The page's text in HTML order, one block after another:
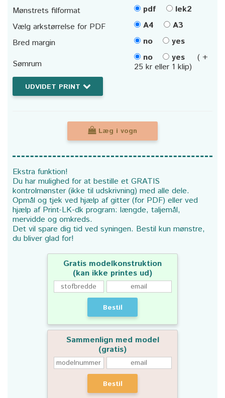
Mønstrets filformat pdf
lek2
Vælg arkstørrelse for PDF
A4
A3
Bred margin
no
yes
Sømrum
no yes
( +
25 kr eller 1 klip)
UDVIDET PRINT
Læg i vogn
Ekstra funktion!
Du har mulighed for at bestille et GRATIS
kontrolmønster (ikke til udskrivning) med alle dele.
Opmål og tjek ved hjælp af gitter (for PDF) eller ved
hjælp af Print-LK-dk program: længde, taljemål,
mervidde og omkreds.
Det vil spare dig tid ved syningen. Bestil kun mønstre,
du bliver glad for!
Gratis modelkonstruktion
(kan ikke printes ud)
Bestil
Sammenlign med model
(gratis)
Bestil